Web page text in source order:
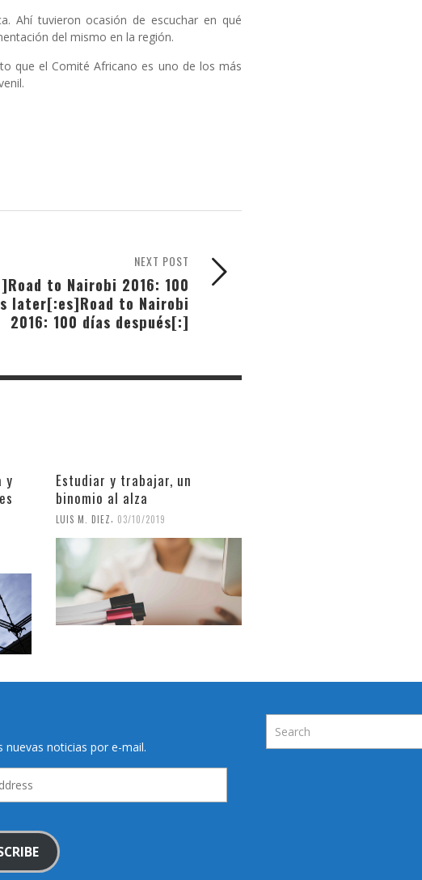
Ahí tuvieron ocasión de escuchar en qué
del mismo en la región.
que el Comité Africano es uno de los más
NEXT POST
to Nairobi 2016: 100
later[:es]Road to Nairobi
2016: 100 días después[:]
y
Estudiar y trabajar, un
binomio al alza
LUIS M. DIEZ 03/10/2019
nuevas noticias por e-mail.